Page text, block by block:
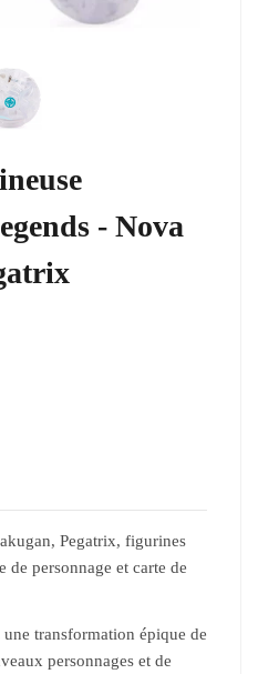
- Nova
Pegatrix, figurines
de personnage et carte de
transformation épique de
personnages et de